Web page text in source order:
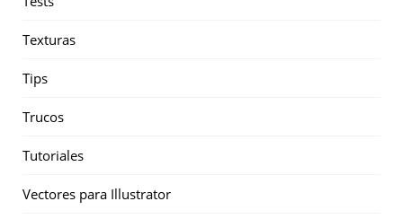
Texturas
Tips
Trucos
Tutoriales
Vectores para Illustrator